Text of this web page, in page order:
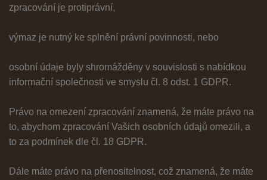
zpracování je protiprávní,
výmaz je nutný ke splnění právní povinnosti, nebo
osobní údaje byly shromážděny v souvislosti s nabídkou
informační společnosti ve smyslu čl. 8 odst. 1 GDPR.
Právo na omezení zpracování znamená, že máte právo na
to, abychom zpracování Vašich osobních údajů omezili, a
to za podmínek dle čl. 18 GDPR.
Dále máte právo na přenositelnost, což znamená, že máte